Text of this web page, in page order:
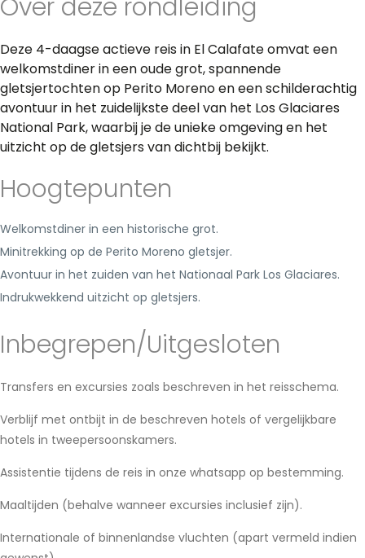
Over deze rondleiding
Deze 4-daagse actieve reis in El Calafate omvat een
welkomstdiner in een oude grot, spannende
gletsjertochten op Perito Moreno en een schilderachtig
avontuur in het zuidelijkste deel van het Los Glaciares
National Park, waarbij je de unieke omgeving en het
uitzicht op de gletsjers van dichtbij bekijkt.
Hoogtepunten
Welkomstdiner in een historische grot.
Minitrekking op de Perito Moreno gletsjer.
Avontuur in het zuiden van het Nationaal Park Los Glaciares.
Indrukwekkend uitzicht op gletsjers.
Inbegrepen/Uitgesloten
Transfers en excursies zoals beschreven in het reisschema.
Verblijf met ontbijt in de beschreven hotels of vergelijkbare
hotels in tweepersoonskamers.
Assistentie tijdens de reis in onze whatsapp op bestemming.
Maaltijden (behalve wanneer excursies inclusief zijn).
Internationale of binnenlandse vluchten (apart vermeld indien